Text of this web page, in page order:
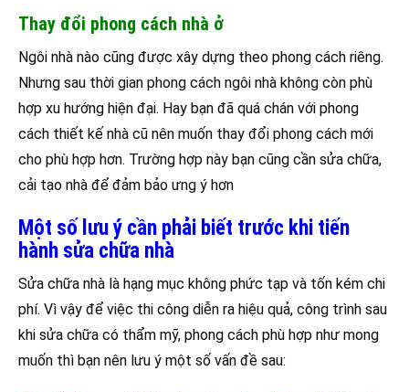
Thay đổi phong cách nhà ở
Ngôi nhà nào cũng được xây dựng theo phong cách riêng.
Nhưng sau thời gian phong cách ngôi nhà không còn phù
hợp xu hướng hiện đại. Hay bạn đã quá chán với phong
cách thiết kế nhà cũ nên muốn thay đổi phong cách mới
cho phù hợp hơn. Trường hợp này bạn cũng cần sửa chữa,
cải tạo nhà để đảm bảo ưng ý hơn
Một số lưu ý cần phải biết trước khi tiến
hành sửa chữa nhà
Sửa chữa nhà là hạng mục không phức tạp và tốn kém chi
phí. Vì vậy để việc thi công diễn ra hiệu quả, công trình sau
khi sửa chữa có thẩm mỹ, phong cách phù hợp như mong
muốn thì bạn nên lưu ý một số vấn đề sau: